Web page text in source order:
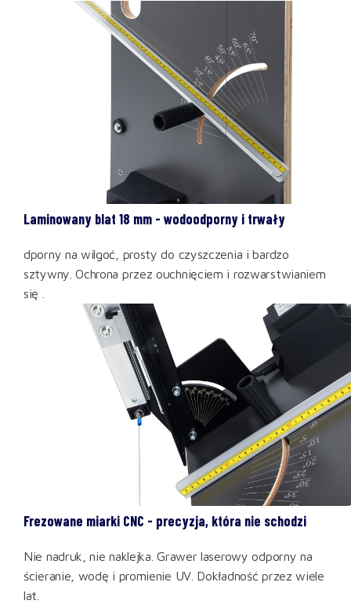
Laminowany blat 18 mm - wodoodporny i trwały
dporny na wilgoć, prosty do czyszczenia i bardzo
sztywny. Ochrona przez ouchnięciem i rozwarstwianiem
się .
Frezowane miarki CNC - precyzja, która nie schodzi
Nie nadruk, nie naklejka. Grawer laserowy odporny na
ścieranie, wodę i promienie UV. Dokładność przez wiele
lat.